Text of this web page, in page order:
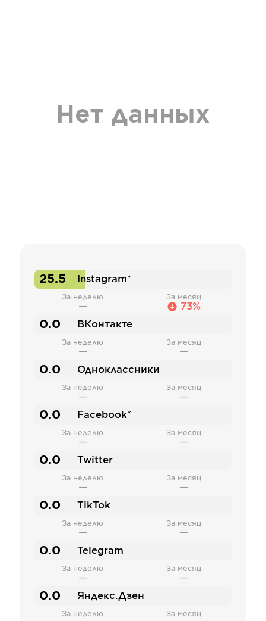
Нет данных
25.5 Instagram*
За неделю
—
За месяц
73%
0.0 ВКонтакте
За неделю
—
За месяц
—
0.0 Одноклассники
За неделю
—
За месяц
—
0.0 Facebook*
За неделю
—
За месяц
—
0.0 Twitter
За неделю
—
За месяц
—
0.0 TikTok
За неделю
—
За месяц
—
0.0 Telegram
За неделю
—
За месяц
—
0.0 Яндекс.Дзен
За неделю За месяц